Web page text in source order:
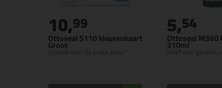
Ottoseal S110 kleurenkaart
Groot
Opzoek naar de juiste kleur?
10,99
Ottoseal M360
310ml
Kleef vrije gevelkit
5,54